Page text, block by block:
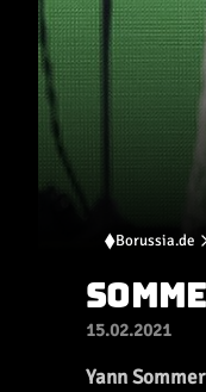
Borussia.de
15.02.2021
Yann